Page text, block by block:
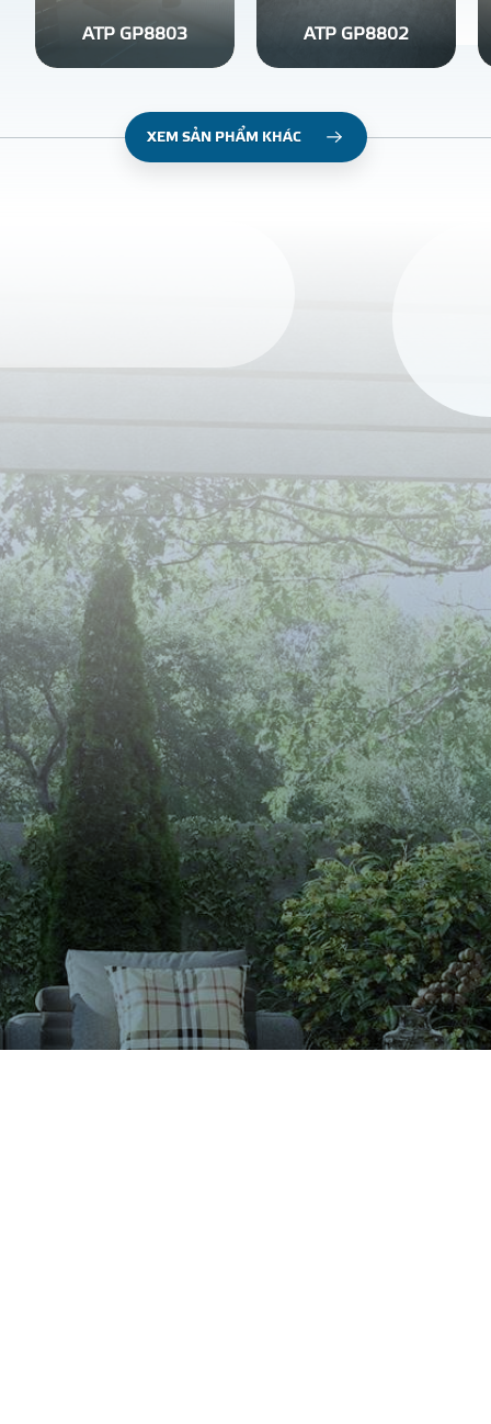
ATP GP8803 ATP GP8802
XEM SẢN PHẨM KHÁC